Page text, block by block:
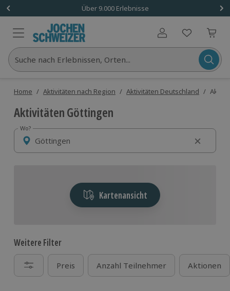
Über 9.000 Erlebnisse
Benutzerkonto
Suche nach Erlebnissen, Orten...
Home / Aktivitäten nach Region / Aktivitäten Deutschland /
Aktivitäten Göttingen
Wo?
Wo?
Kartenansicht
Weitere Filter
Preis Anzahl Teilnehmer Aktionen